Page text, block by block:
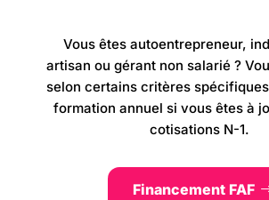
Vous êtes autoentrepreneur,
artisan ou gérant non salarié ?
selon certains critères
formation annuel si vous êtes à
cotisations N-1.
Financement FAF